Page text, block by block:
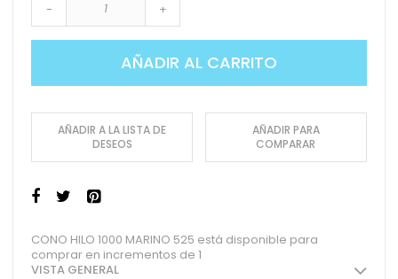
- +
AÑADIR AL CARRITO
AÑADIR A LA LISTA DE
DESEOS
AÑADIR PARA
COMPARAR
CONO HILO 1000 MARINO 525 está disponible para
comprar en incrementos de 1
VISTA GENERAL